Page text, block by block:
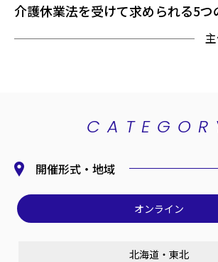
介護休業法を受けて求められる5つ
開催形式・地域
オンライン
北海道・東北